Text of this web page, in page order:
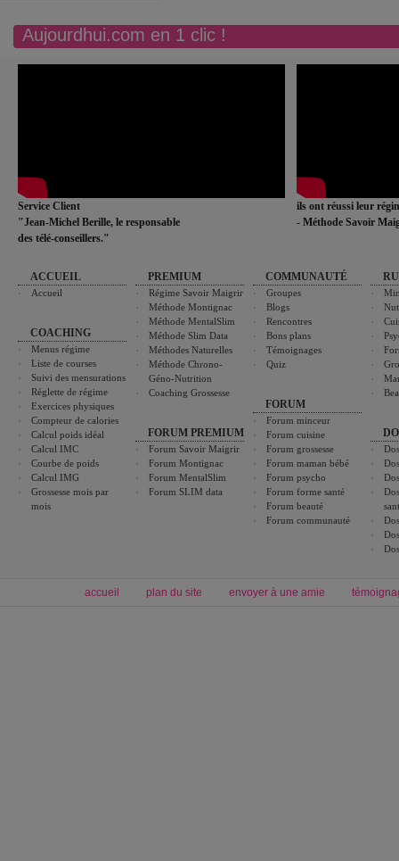
Aujourdhui.com en 1 clic !
Service Client
"Jean-Michel Berille, le responsable
des télé-conseillers."
ils ont réussi leur
- Méthode Savoir
ACCUEIL
Accueil
COACHING
Menus régime
Liste de courses
Suivi des mensurations
Réglette de régime
Exercices physiques
Compteur de calories
Calcul poids idéal
Calcul IMC
Courbe de poids
Calcul IMG
Grossesse mois par
mois
PREMIUM
Régime Savoir Maigrir
Méthode Montignac
Méthode MentalSlim
Méthode Slim Data
Méthodes Naturelles
Méthode Chrono-
Géno-Nutrition
Coaching Grossesse
FORUM PREMIUM
Forum Savoir Maigrir
Forum Montignac
Forum MentalSlim
Forum SLIM data
COMMUNAUTÉ
Groupes
Blogs
Rencontres
Bons plans
Témoignages
Quiz
FORUM
Forum minceur
Forum cuisine
Forum grossesse
Forum maman bébé
Forum psycho
Forum forme santé
Forum beauté
Forum communauté
accueil plan du site envoyer à une amie